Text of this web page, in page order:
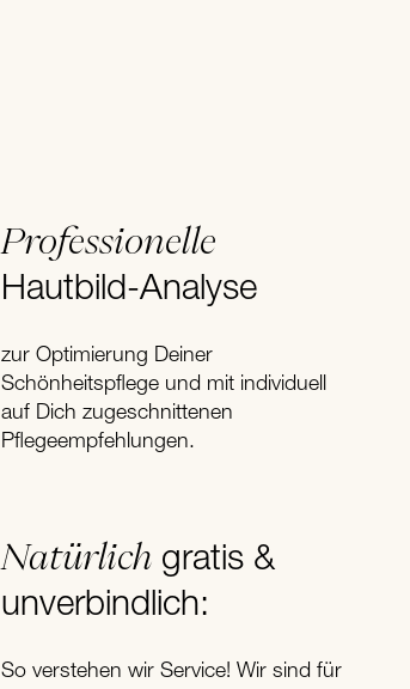
Professionelle
Hautbild-Analyse
zur Optimierung Deiner
Schönheitspflege und mit individuell
auf Dich zugeschnittenen
Pflegeempfehlungen.
Natürlich gratis &
unverbindlich:
So verstehen wir Service! Wir sind für